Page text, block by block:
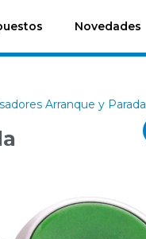
Novedades
Arranque y Parada